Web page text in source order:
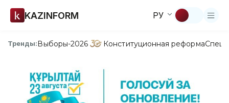
KAZINFORM РУ
Тренды:Выборы-2026 Конституционная реформа